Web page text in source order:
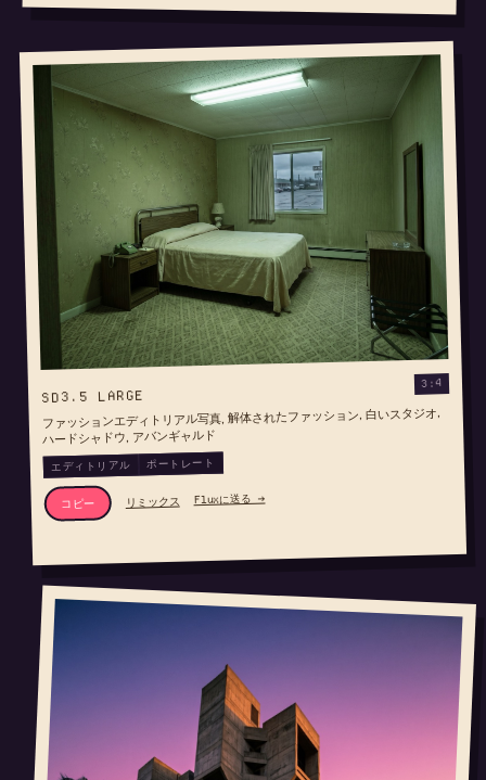
SD3.5 LARGE
3:4
ファッションエディトリアル写真, 解体されたファッション, 白いスタジオ,
ハードシャドウ, アバンギャルド
エディトリアル ポートレート
コピー リミックス Fluxに送る →